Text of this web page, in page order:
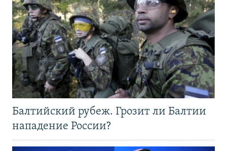
Балтийский рубеж. Грозит ли Балтии
нападение России?